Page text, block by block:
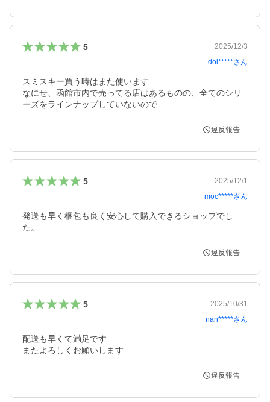
5
2025/12/3
dol*****さん
スミスキー買う時はまた使います
なにせ、函館市内で売ってる店はあるものの、全てのシリ
ーズをラインナップしていないので
違反報告
5
2025/12/1
moc*****さん
発送も早く梱包も良く安心して購入できるショップでし
た。
違反報告
5
2025/10/31
nan*****さん
配送も早くて満足です
またよろしくお願いします
違反報告